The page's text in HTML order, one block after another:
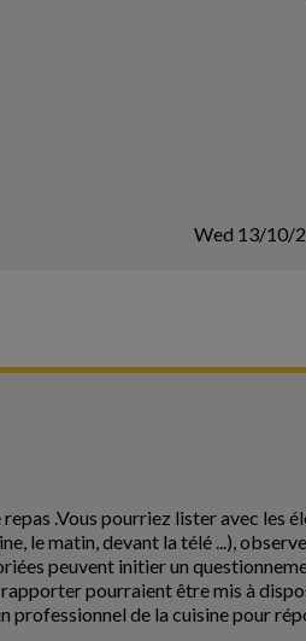
Wed 13/10/
.Vous pourriez lister avec les
le matin, devant la télé ...),
peuvent initier un
pourraient être mis à
professionnel de la cuisine pour